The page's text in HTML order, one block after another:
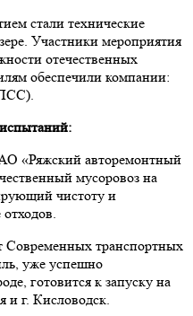
стали технические
Участники мероприятия
отечественных
обеспечили компании:
«Ряжский авторемонтный
мусоровоз на
чистоту и
Современных транспортных
уже успешно
готовится к запуску на
и г. Кисловодск.